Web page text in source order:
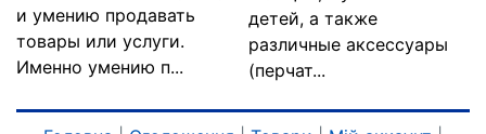
и умению продавать
товары или услуги.
Именно умению п...
детей, а также
различные аксессуары
(перчат...